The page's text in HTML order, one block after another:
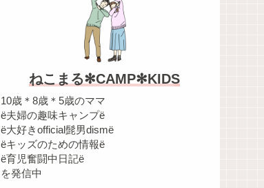
ねこまる✻CAMP✻KIDS
10歳＊8歳＊5歳のママ
ё夫婦の趣味キャンプё
ё大好きofficial髭男dismё
ёキッズのための情報ё
ё育児奮闘中日記ё
を発信中